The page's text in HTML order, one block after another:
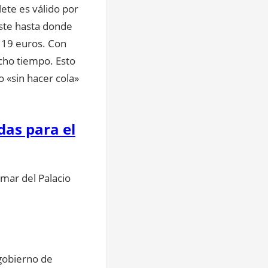
es válido por
hasta donde
euros. Con
tiempo. Esto
hacer cola»
para el
del Palacio
de